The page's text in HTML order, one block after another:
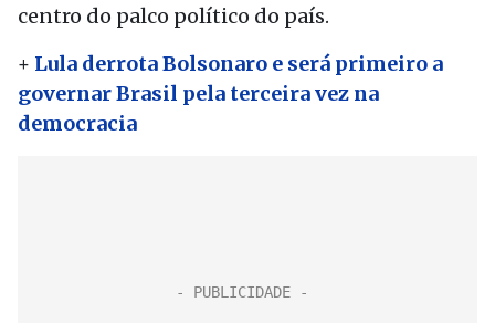
centro do palco político do país.
+ Lula derrota Bolsonaro e será primeiro a
governar Brasil pela terceira vez na
democracia